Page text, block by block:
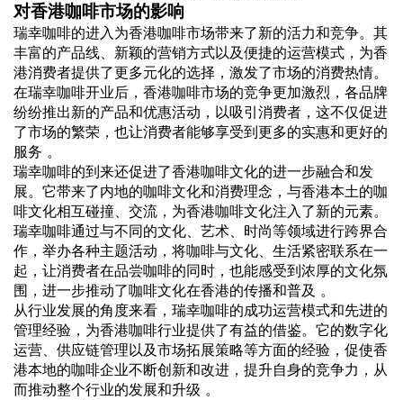
对香港咖啡市场的影响
瑞幸咖啡的进入为香港咖啡市场带来了新的活力和竞争。其
丰富的产品线、新颖的营销方式以及便捷的运营模式，为香
港消费者提供了更多元化的选择，激发了市场的消费热情。
在瑞幸咖啡开业后，香港咖啡市场的竞争更加激烈，各品牌
纷纷推出新的产品和优惠活动，以吸引消费者，这不仅促进
了市场的繁荣，也让消费者能够享受到更多的实惠和更好的
服务 。
瑞幸咖啡的到来还促进了香港咖啡文化的进一步融合和发
展。它带来了内地的咖啡文化和消费理念，与香港本土的咖
啡文化相互碰撞、交流，为香港咖啡文化注入了新的元素。
瑞幸咖啡通过与不同的文化、艺术、时尚等领域进行跨界合
作，举办各种主题活动，将咖啡与文化、生活紧密联系在一
起，让消费者在品尝咖啡的同时，也能感受到浓厚的文化氛
围，进一步推动了咖啡文化在香港的传播和普及 。
从行业发展的角度来看，瑞幸咖啡的成功运营模式和先进的
管理经验，为香港咖啡行业提供了有益的借鉴。它的数字化
运营、供应链管理以及市场拓展策略等方面的经验，促使香
港本地的咖啡企业不断创新和改进，提升自身的竞争力，从
而推动整个行业的发展和升级 。